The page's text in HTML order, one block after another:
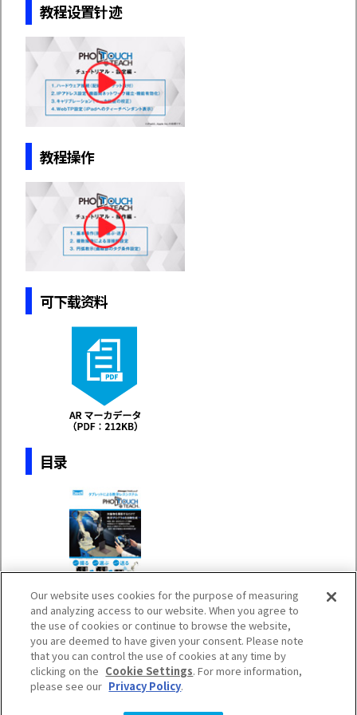
教程设置针迹
教程操作
可下载资料
目录
※iPad 是苹果公司的商标。
Our website uses cookies for the purpose of measuring
and analyzing access to our website. When you agree to
the use of cookies or continue to browse the website,
you are deemed to have given your consent. Please note
that you can control the use of cookies at any time by
clicking on the Cookie Settings. For more information,
please see our Privacy Policy.